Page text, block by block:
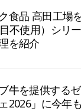
食品 高田工
不使用）シリ
を紹介
牛を提供する
2026」に今年